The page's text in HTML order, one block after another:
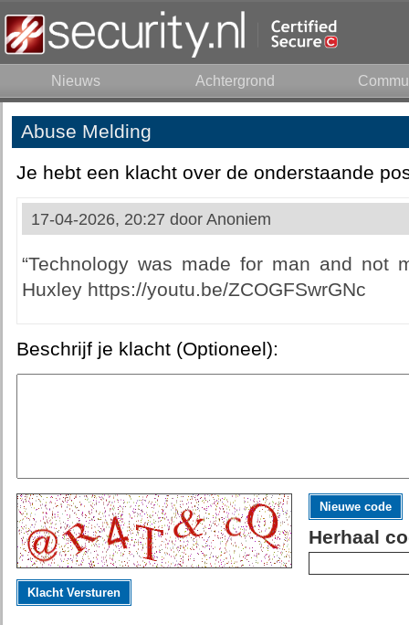
Nieuws Achtergrond
Abuse Melding
Je hebt een klacht over de onderstaande
17-04-2026, 20:27 door Anoniem
“Technology was made for man and not
Huxley https://youtu.be/ZCOGFSwrGNc
Beschrijf je klacht (Optioneel):
Nieuwe code
Herhaal
Klacht Versturen